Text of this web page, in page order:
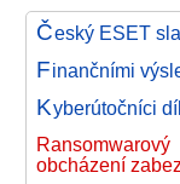
Český ESET
Finančními
Kyberútočníci
obcházení